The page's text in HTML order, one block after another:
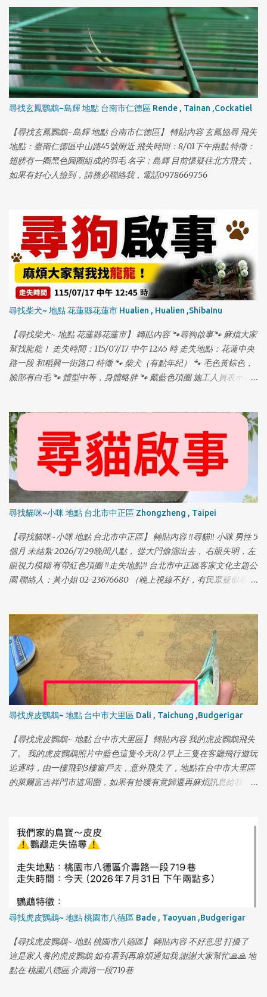
尋找玄鳳鸚鵡~島輝 地點 台南市仁德區 Rende , Tainan ,Cockatiel
【尋找玄鳳鸚鵡~島輝 地點 台南市仁德區】 轉貼內容 玄鳳協尋 飛失
地點：臺南仁德區中山路45號附近 飛失時間：8/01下午兩點 特徵：
翅膀有一圈黑色圓圈組成的羽毛 名字：島輝 目前懷疑往北方飛去，
如果有好心人撿到，請務必聯絡我，電話0978669756
尋找柴犬~ 地點 花蓮縣花蓮市 Hualien , Hualien ,ShibaInu
【尋找柴犬~ 地點 花蓮縣花蓮市】 轉貼內容 🐾尋狗啟事🐾 麻煩大家
幫找龍龍！ 走失時間：115/07/17 中午 12:45 時 走失地點：花蓮中央
路一段 和稻興一街路口 特徵 🐾 柴犬（有點年紀） 🐾 毛色黃棕色，
臉部有白毛 🐾 體型中等，身體略胖 🐾 戴藍色項圈 施工人員表示有
化聽不見，戴藍項圈。 ⚠️ 不好意思，麻煩大家在幫我們多注意，龍
龍有晶片，母犬已結紮，年紀大，常會發出老人咳嗽的聲音。 📞 聯
絡電話：0912520331 (拜託大家幫幫龍龍！❤️) 如有發現，請立即聯
絡！萬分感謝！🙏🏻
尋找貓咪~小咪 地點 台北市中正區 Zhongzheng , Taipei
【尋找貓咪~小咪 地點 台北市中正區】 轉貼內容 ‼️尋貓‼️ 小咪 男性 5
個月 未結紮 2026/7/29晚間八點， 從大門偷溜出去， 右眼失明，左
眼視力模糊 有帶紅色項圈 ‼️走失地點‼️ 台北市中正區客家文化主題公
園 聯絡人：黃小姐 02-23676680 （晚上視線不好，有民眾疑似看到
尋找虎皮鸚鵡~ 地點 台中市大里區 Dali , Taichung ,Budgerigar
【尋找虎皮鸚鵡~ 地點 台中市大里區】 轉貼內容 我的虎皮鸚鵡飛失
了。 我的虎皮鸚鵡照片中藍色這隻今天8/2早上三隻在客廳飛行遊玩
追逐時，由一樓飛到3樓窗戶去，意外飛失了，地點在台中市大里區
的萊爾富吉祥門市這周圍，如果有拾獲有意歸還再麻煩訊息給我，
尋找虎皮鸚鵡~ 地點 桃園市八德區 Bade , Taoyuan ,Budgerigar
【尋找虎皮鸚鵡~ 地點 桃園市八德區】 轉貼內容 不好意思 打擾了
這是家人養的虎皮鸚鵡 如有看到再麻煩通知我 謝謝大家幫忙🙏🙏 地
點在 桃園八德區 介壽路一段719巷